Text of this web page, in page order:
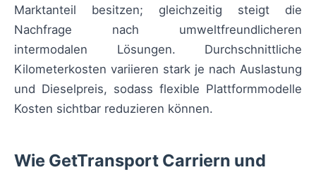
Marktanteil besitzen; gleichzeitig steigt die
Nachfrage nach umweltfreundlicheren
intermodalen Lösungen. Durchschnittliche
Kilometerkosten variieren stark je nach Auslastung
und Dieselpreis, sodass flexible Plattformmodelle
Kosten sichtbar reduzieren können.
Wie GetTransport Carriern und